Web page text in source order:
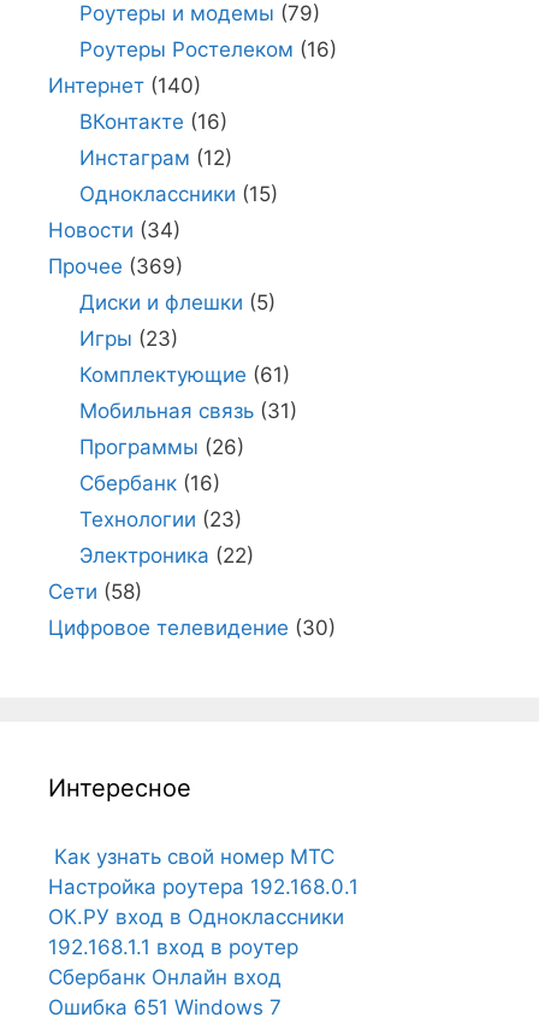
Роутеры и модемы (79)
Роутеры Ростелеком (16)
Интернет (140)
ВКонтакте (16)
Инстаграм (12)
Одноклассники (15)
Новости (34)
Прочее (369)
Диски и флешки (5)
Игры (23)
Комплектующие (61)
Мобильная связь(31)
Программы (26)
Сбербанк(16)
Технологии (23)
Электроника (22)
Сети (58)
Цифровое телевидение (30)
Интересное
Как узнать свой номер МТС
Настройка роутера 192.168.0.1
ОК.РУ вход в Одноклассники
192.168.1.1 вход в роутер
Сбербанк Онлайн вход
Ошибка 651 Windows 7